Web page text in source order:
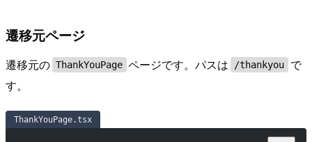
遷移元ページ
遷移元の ThankYouPage ページです。パスは /thankyou
で
す。
ThankYouPage.tsx